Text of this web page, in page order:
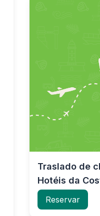
Traslado de
Hotéis da
Reservar